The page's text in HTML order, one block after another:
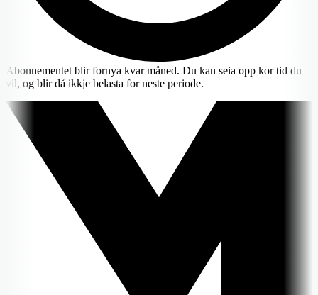
Abonnementet blir fornya kvar måned. Du kan seia opp kor tid du
vil, og blir då ikkje belasta for neste periode.